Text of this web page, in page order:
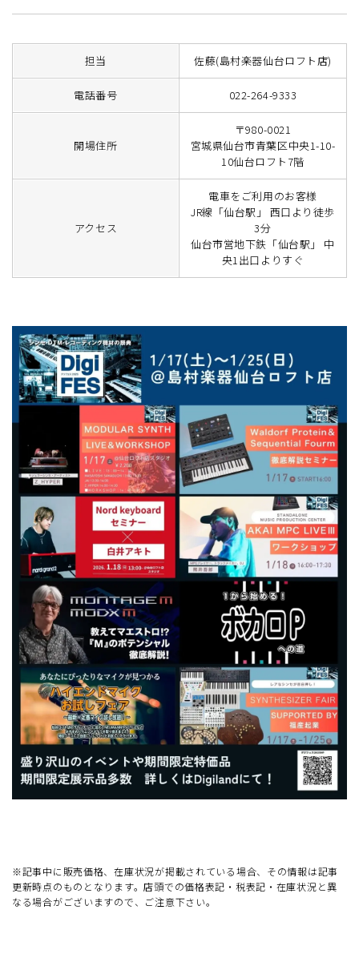
担当 佐藤(島村楽器仙台ロフト店)
電話番号 022-264-9333
開場住所
〒980-0021
宮城県仙台市青葉区中央1-10-
10仙台ロフト7階
アクセス
電車をご利用のお客様
JR線「仙台駅」 西口より徒歩
3分
仙台市営地下鉄「仙台駅」 中
央1出口よりすぐ
※記事中に販売価格、在庫状況が掲載されている場合、その情報は記事
更新時点のものとなります。店頭での価格表記・税表記・在庫状況と異
なる場合がございますので、ご注意下さい。